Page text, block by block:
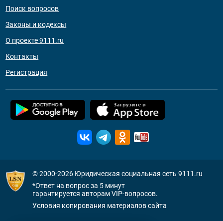
Поиск вопросов
Законы и кодексы
О проекте 9111.ru
Контакты
Регистрация
© 2000-2026 Юридическая социальная сеть 9111.ru
*Ответ на вопрос за 5 минут
гарантируется авторам VIP-вопросов.
Условия копирования материалов сайта